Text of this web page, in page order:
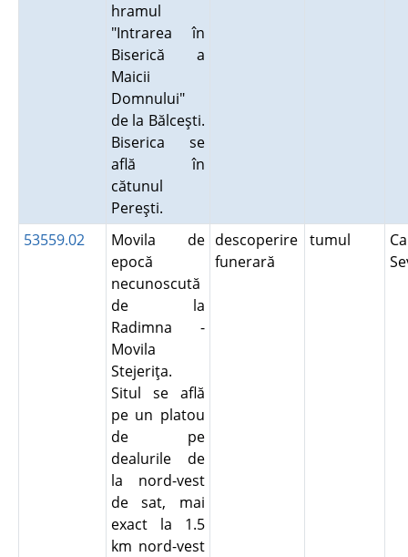
hramul
"Intrarea în
Biserică a
Maicii
Domnului"
de la Bălceşti.
Biserica se
află în
cătunul
Pereşti.
53559.02
Movila de
epocă
necunoscută
de la
Radimna -
Movila
Stejeriţa.
Situl se află
pe un platou
de pe
dealurile de
la nord-vest
de sat, mai
exact la 1.5
km nord-vest
descoperire
funerară
tumul